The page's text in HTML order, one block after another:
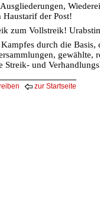
der Post!
zum Vollstreik!
durch die Basis,
gewählte,
Streik- und
zur Startseite